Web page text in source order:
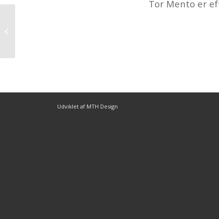
Tor Mento er
Udviklet af MTH Design